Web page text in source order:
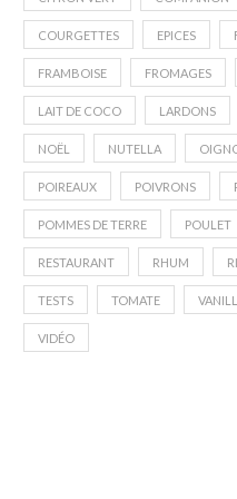
COURGETTES EPICES
FRAMBOISE FROMAGES
LAIT DE COCO LARDONS
NOËL NUTELLA
POIREAUX POIVRONS
POMMES DE TERRE POULET
RESTAURANT RHUM
TESTS TOMATE
VIDÉO